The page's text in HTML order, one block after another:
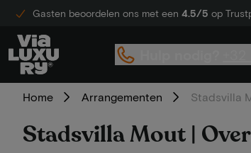
Gasten beoordelen ons met een 4.5/5 op
Home Arrangementen Stadsvilla
Stadsvilla Mout |